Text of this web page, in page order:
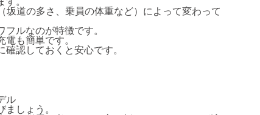
。
道の多さ、乗員の体重など）によって変わって
ルなのが特徴です。
も簡単です。
認しておくと安心です。
ル
しょう。